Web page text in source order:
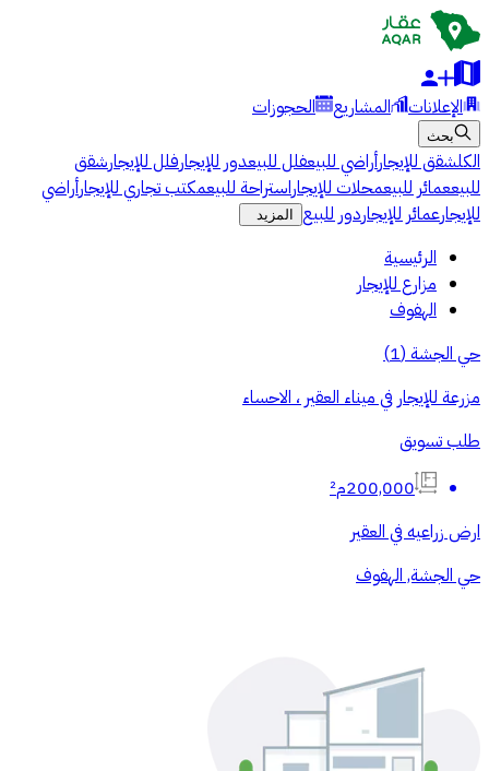
الإعلانات المشاريع الحجوزات
بحث
الكلشقق للإيجارأراضي للبيعفلل للبيعدور للإيجارفلل للإيجارشقق
للبيععمائر للبيعمحلات للإيجاراستراحة للبيعمكتب تجاري للإيجارأراضي
للإيجارعمائر للإيجاردور للبيع المزيد
الرئيسية
مزارع للإيجار
الهفوف
حي الجشة(
1
)
مزرعة للإيجار في ميناء العقير ، الاحساء
طلب تسويق
200,000م²
ارض زراعيه في العقير
حي الجشة, الهفوف